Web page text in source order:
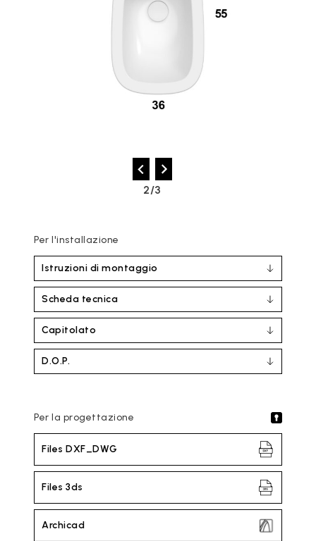
2/3
Per l'installazione
Istruzioni di montaggio
Scheda tecnica
Capitolato
D.O.P.
Per la progettazione
Files DXF_DWG
Files 3ds
Archicad